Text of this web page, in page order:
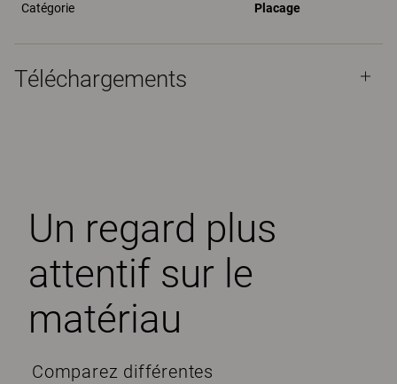
Catégorie Placage
Téléchargements
Un regard plus
attentif sur le
matériau
Comparez différentes